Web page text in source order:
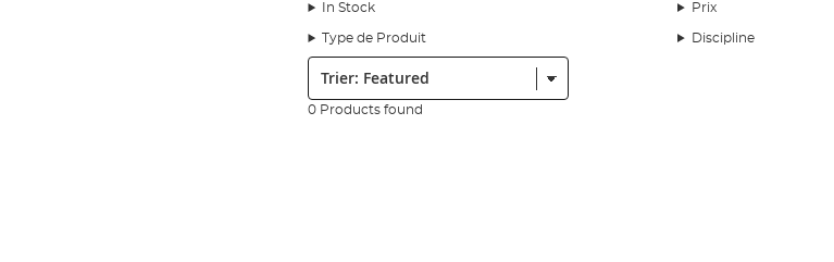
In Stock Prix
Type de Produit Discipline
Trier:
0 Products found